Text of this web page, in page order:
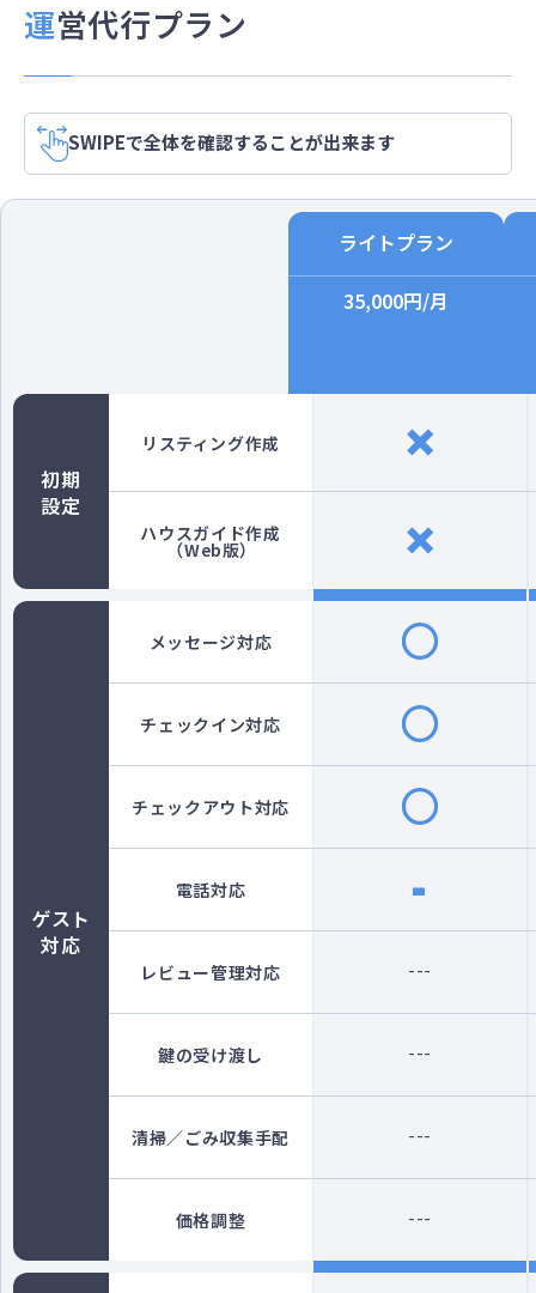
運営代行プラン
SWIPEで全体を確認することが出来ます
ライトプラン
35,000円/月
初期
設定
リスティング作成 ✕
ハウスガイド作成
（Web版） ✕
ゲスト
対応
メッセージ対応 ◯
チェックイン対応 ◯
チェックアウト対応 ◯
電話対応 -
レビュー管理対応 ---
鍵の受け渡し ---
清掃／ごみ収集手配 ---
価格調整 ---